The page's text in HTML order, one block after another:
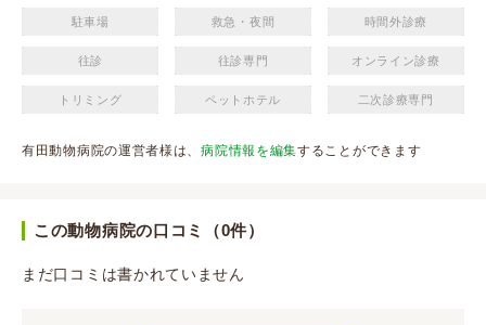
駐車場 救急・夜間 時間外診療
往診 往診専門 オンライン診療
トリミング ペットホテル 二次診療専門
有田動物病院の運営者様は、病院情報を編集することができます
この動物病院の口コミ（0件）
まだ口コミは書かれていません